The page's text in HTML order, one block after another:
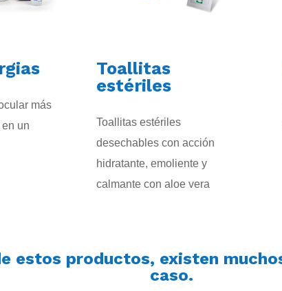
más
un
Toallitas
estériles
Toallitas estériles
desechables con acción
hidratante, emoliente y
calmante con aloe vera
estos productos, existen
caso.